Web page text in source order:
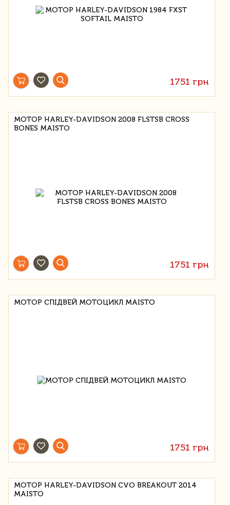
1751 грн
МОТОР HARLEY-DAVIDSON 2008 FLSTSB CROSS
BONES MAISTO
1751 грн
МОТОР СПІДВЕЙ МОТОЦИКЛ MAISTO
1751 грн
МОТОР HARLEY-DAVIDSON CVO BREAKOUT 2014
MAISTO